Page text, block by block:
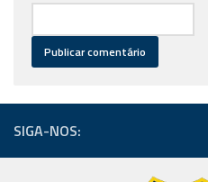
SIGA-NOS: